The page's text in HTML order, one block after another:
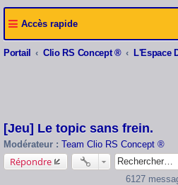
Accès rapide
Portail Clio RS Concept ®
[Jeu] Le topic sans frein.
Modérateur : Team Clio RS Concept ®
Répondre
6127